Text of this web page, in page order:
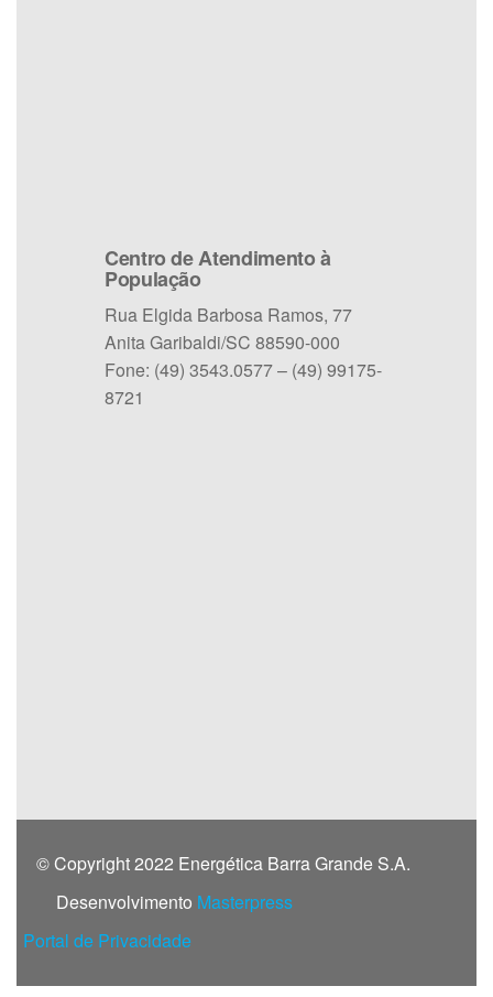
Centro de Atendimento à
População
Rua Elgida Barbosa Ramos, 77
Anita Garibaldi/SC 88590-000
Fone: (49) 3543.0577 – (49) 99175-
8721
© Copyright 2022 Energética Barra Grande S.A.
Desenvolvimento Masterpress
Portal de Privacidade